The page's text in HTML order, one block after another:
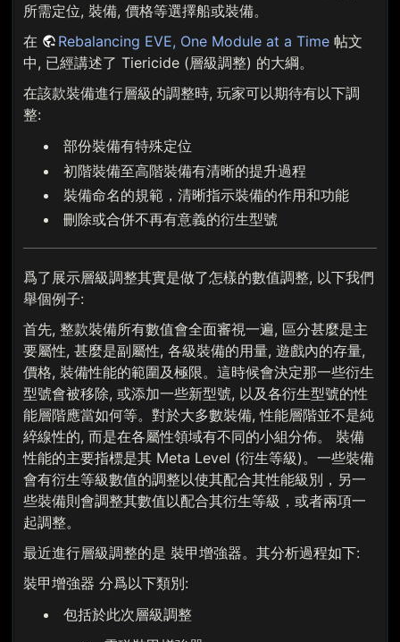
所需定位, 裝備, 價格等選擇船或裝備。
在
Rebalancing EVE, One Module at a Time 帖文
中, 已經講述了 Tiericide (層級調整) 的大綱。
在該款裝備進行層級的調整時, 玩家可以期待有以下調
整:
部份裝備有特殊定位
初階裝備至高階裝備有清晰的提升過程
裝備命名的規範，清晰指示裝備的作用和功能
刪除或合併不再有意義的衍生型號
爲了展示層級調整其實是做了怎樣的數值調整, 以下我們
舉個例子:
首先, 整款裝備所有數值會全面審視一遍, 區分甚麼是主
要屬性, 甚麼是副屬性, 各級裝備的用量, 遊戲內的存量,
價格, 裝備性能的範圍及極限。這時候會決定那一些衍生
型號會被移除, 或添加一些新型號, 以及各衍生型號的性
能層階應當如何等。對於大多數裝備, 性能層階並不是純
綷線性的, 而是在各屬性領域有不同的小組分佈。 裝備
性能的主要指標是其 Meta Level (衍生等級)。一些裝備
會有衍生等級數值的調整以使其配合其性能級別，另一
些裝備則會調整其數值以配合其衍生等級，或者兩項一
起調整。
最近進行層級調整的是 裝甲增強器。其分析過程如下:
裝甲增強器 分爲以下類別:
包括於此次層級調整